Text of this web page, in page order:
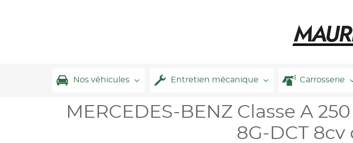
Nos véhicules Entretien mécanique Carrosserie
MERCEDES-BENZ Classe A
8G-DCT 8cv